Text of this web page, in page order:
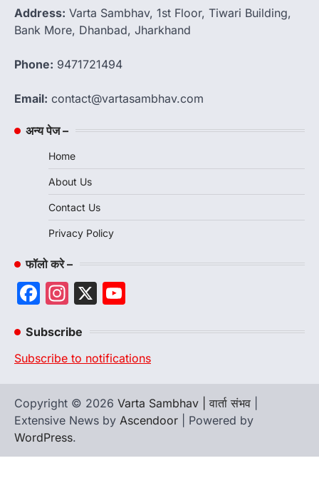
Address: Varta Sambhav, 1st Floor, Tiwari Building,
Bank More, Dhanbad, Jharkhand
Phone: 9471721494
Email: contact@vartasambhav.com
अन्य पेज –
Home
About Us
Contact Us
Privacy Policy
फॉलो करे –
Facebook
Instagram
X
Subscribe
Subscribe to notifications
Copyright © 2026 Varta Sambhav | वार्ता संभव
Extensive News by Ascendoor | Powered by
WordPress.